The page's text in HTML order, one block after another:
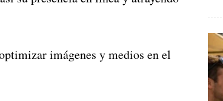
imágenes y medios en el